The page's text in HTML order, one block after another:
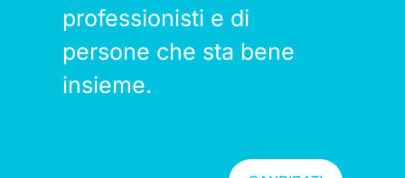
professionisti e di
persone che sta bene
insieme.